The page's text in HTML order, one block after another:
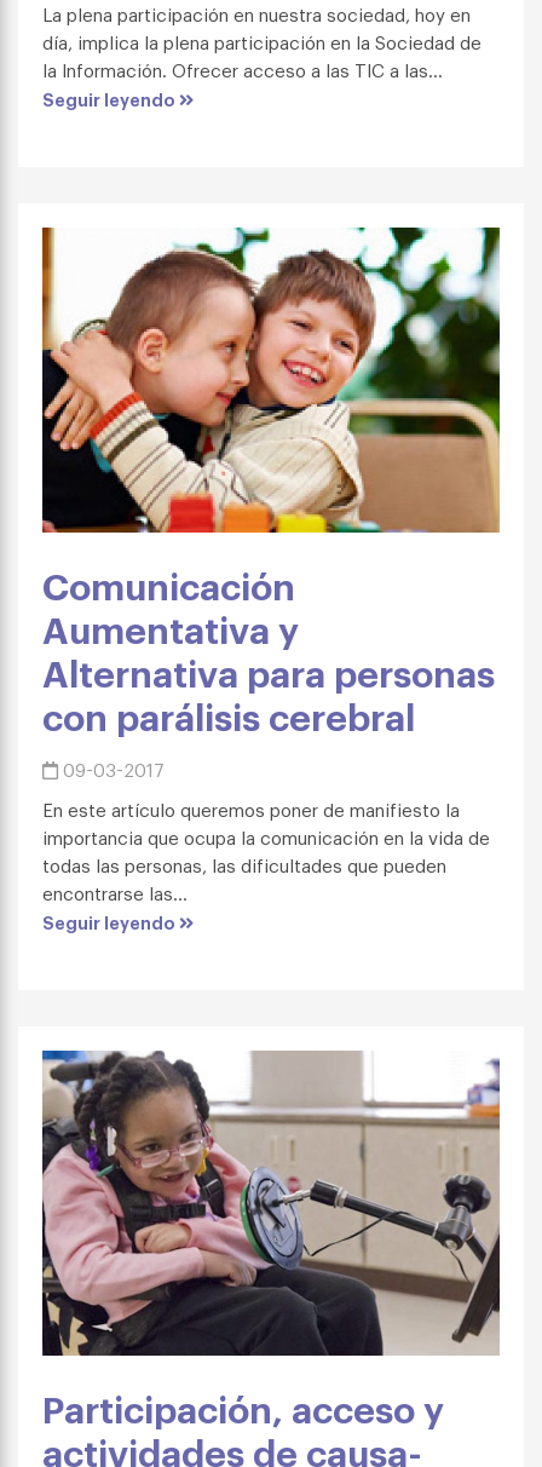
La plena participación en nuestra sociedad, hoy en
día, implica la plena participación en la Sociedad de
la Información. Ofrecer acceso a las TIC a las...
Seguir leyendo
Comunicación
Aumentativa y
Alternativa para personas
con parálisis cerebral
09-03-2017
En este artículo queremos poner de manifiesto la
importancia que ocupa la comunicación en la vida de
todas las personas, las dificultades que pueden
encontrarse las...
Seguir leyendo
Participación, acceso y
actividades de causa-